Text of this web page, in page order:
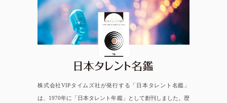
日本タレント名鑑
株式会社VIPタイムズ社が発行する「日本タレント名鑑」
は、1970年に「日本タレント年鑑」として創刊しました。歴